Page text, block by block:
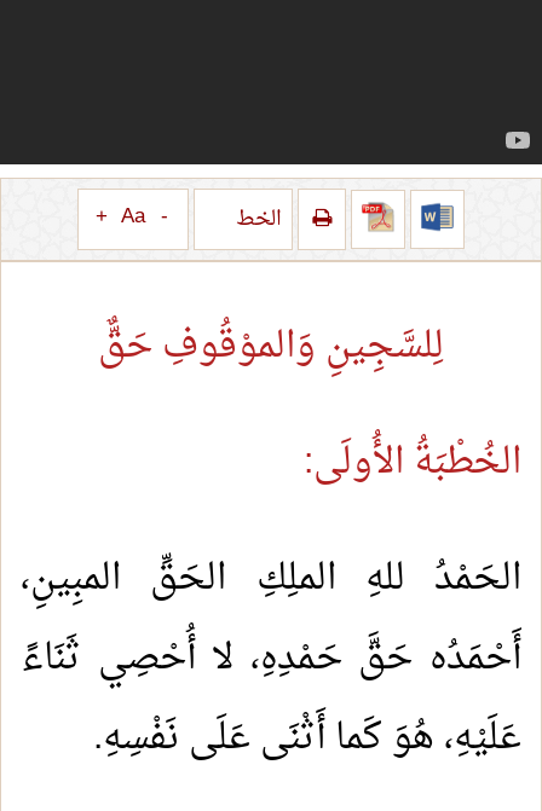
الخط -
Aa
+
لِلسَّجِينِ وَالموْقُوفِ حَقٌّ
الخُطْبَةُ الأُولَى:
الحَمْدُ للهِ الملِكِ الحَقِّ المبِينِ،
أَحْمَدُه حَقَّ حَمْدِهِ، لا أُحْصِي ثَنَاءً
عَلَيْهِ، هُوَ كَما أَثْنَى عَلَى نَفْسِهِ.